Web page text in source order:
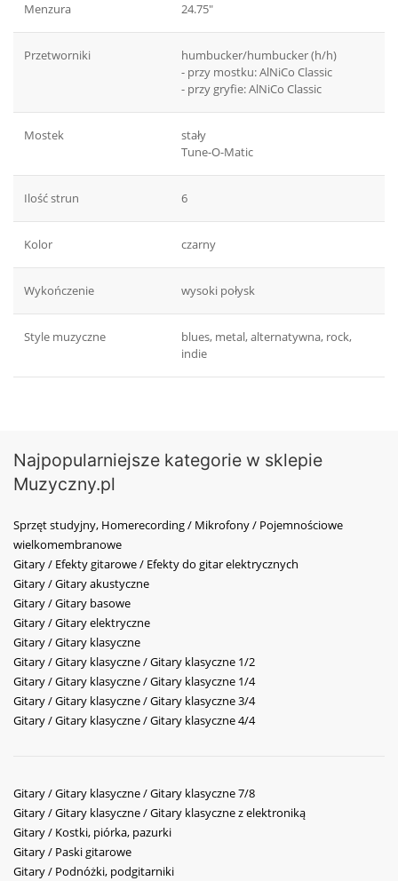
Menzura 24.75"
Przetworniki
humbucker/humbucker (h/h)
- przy mostku: AlNiCo Classic
- przy gryfie: AlNiCo Classic
Mostek
stały
Tune-O-Matic
Ilość strun 6
Kolor czarny
Wykończenie wysoki połysk
Style muzyczne
blues, metal, alternatywna, rock,
indie
Najpopularniejsze kategorie w sklepie
Muzyczny.pl
Sprzęt studyjny, Homerecording / Mikrofony / Pojemnościowe
wielkomembranowe
Gitary / Efekty gitarowe / Efekty do gitar elektrycznych
Gitary / Gitary akustyczne
Gitary / Gitary basowe
Gitary / Gitary elektryczne
Gitary / Gitary klasyczne
Gitary / Gitary klasyczne / Gitary klasyczne 1/2
Gitary / Gitary klasyczne / Gitary klasyczne 1/4
Gitary / Gitary klasyczne / Gitary klasyczne 3/4
Gitary / Gitary klasyczne / Gitary klasyczne 4/4
Gitary / Gitary klasyczne / Gitary klasyczne 7/8
Gitary / Gitary klasyczne / Gitary klasyczne z elektroniką
Gitary / Kostki, piórka, pazurki
Gitary / Paski gitarowe
Gitary / Podnóżki, podgitarniki